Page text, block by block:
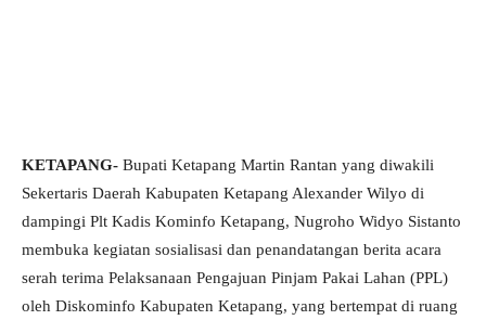
KETAPANG- Bupati Ketapang Martin Rantan yang diwakili
Sekertaris Daerah Kabupaten Ketapang Alexander Wilyo di
dampingi Plt Kadis Kominfo Ketapang, Nugroho Widyo Sistanto
membuka kegiatan sosialisasi dan penandatangan berita acara
serah terima Pelaksanaan Pengajuan Pinjam Pakai Lahan (PPL)
oleh Diskominfo Kabupaten Ketapang, yang bertempat di ruang